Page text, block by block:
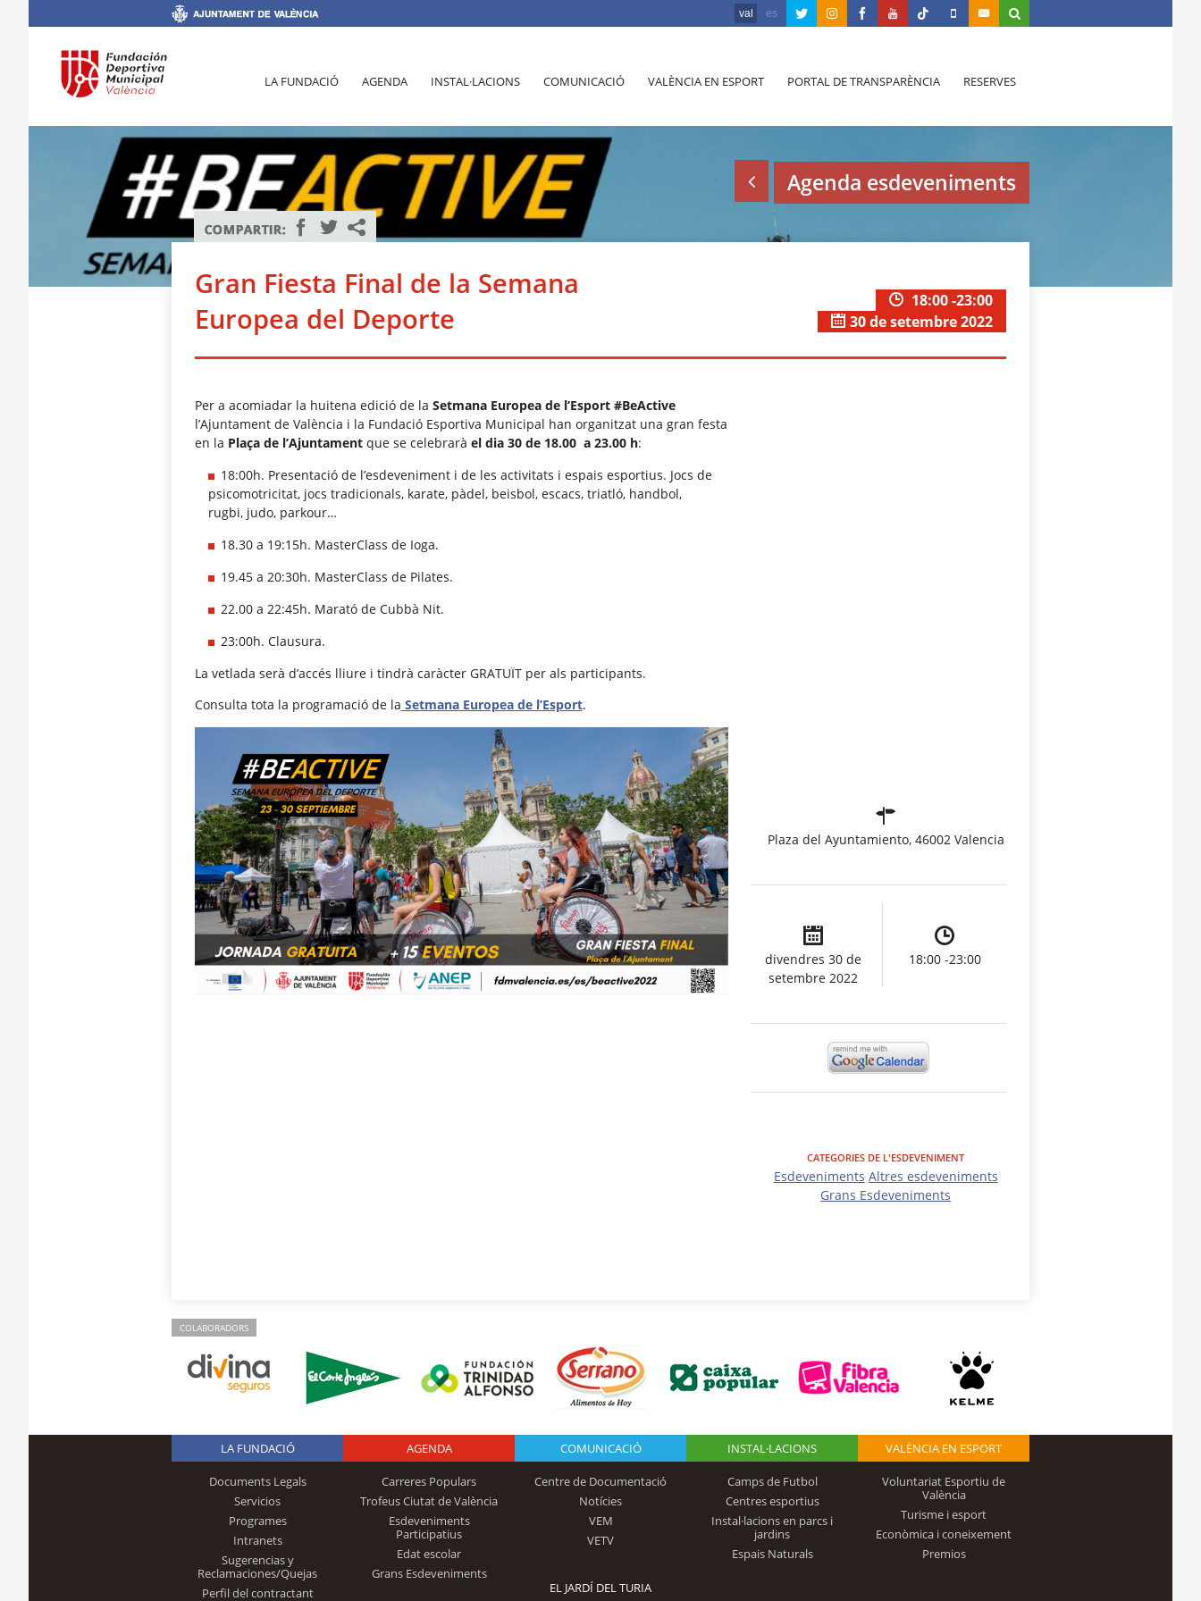
val es
LA FUNDACIÓ AGENDA INSTAL·LACIONS COMUNICACIÓ VALÈNCIA EN ESPORT PORTAL DE TRANSPARÈNCIA RESERVES
Agenda esdeveniments
Gran Fiesta Final de la Semana
Europea del Deporte
18:00 -23:00
30 de setembre 2022
Per a acomiadar la huitena edició de la Setmana Europea de l’Esport #BeActive
l’Ajuntament de València i la Fundació Esportiva Municipal han organitzat una gran festa
en la Plaça de l’Ajuntamentque se celebrarà el dia 30 de 18.00 a 23.00 h:
18:00h. Presentació de l’esdeveniment i de les activitats i espais esportius. Jocs de
psicomotricitat, jocs tradicionals, karate, pàdel, beisbol, escacs, triatló, handbol,
rugbi, judo, parkour…
18.30 a 19:15h. MasterClass de Ioga.
19.45 a 20:30h. MasterClass de Pilates.
22.00 a 22:45h. Marató de Cubbà Nit.
23:00h. Clausura.
La vetlada serà d’accés lliure i tindrà caràcter GRATUÏT per als participants.
Consulta tota la programació de la Setmana Europea de l’Esport.
Plaza del Ayuntamiento, 46002 Valencia
divendres 30 de
setembre 2022
18:00 -23:00
CATEGORIES DE L'ESDEVENIMENT
Esdeveniments Altres esdeveniments
Grans Esdeveniments
COLABORADORS
Logo Fundación
Trinidad Alfonso
LA FUNDACIÓ
Documents Legals
Servicios
Programes
Intranets
Sugerencias y
Reclamaciones/Quejas
Perfil del contractant
AGENDA
Carreres Populars
Trofeus Ciutat de València
Esdeveniments
Participatius
Edat escolar
Grans Esdeveniments
COMUNICACIÓ
Centre de Documentació
Notícies
VEM
VETV
INSTAL·LACIONS
Camps de Futbol
Centres esportius
Instal·lacions en parcs i
jardins
Espais Naturals
VALÈNCIA EN ESPORT
Voluntariat Esportiu de
València
Turisme i esport
Econòmica i coneixement
Premios
EL JARDÍ DEL TURIA